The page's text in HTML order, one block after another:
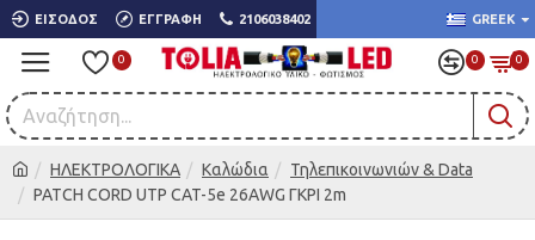
ΕΊΣΟΔΟΣ ΕΓΓΡΑΦΉ 2106038402 GREEK
0 0 0
ΗΛΕΚΤΡΟΛΟΓΙΚΑ Καλώδια
Τηλεπικοινωνιών & Data
PATCH CORD UTP CAT-5e 26AWG ΓΚΡΙ 2m